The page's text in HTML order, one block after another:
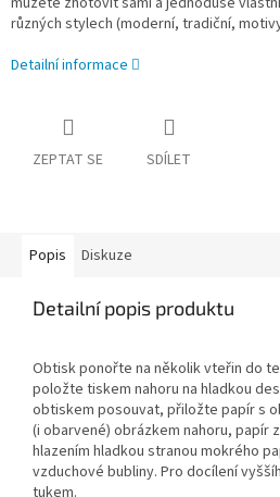
různých stylech (moderní, tradiční,
Detailní informace
ZEPTAT SE SDÍLET
Popis Diskuze
Detailní popis produktu
Obtisk ponořte na několik vteřin do
položte tiskem nahoru na hladkou
obtiskem posouvat, přiložte papír s
(i obarvené) obrázkem nahoru, papír
hlazením hladkou stranou mokrého
vzduchové bubliny. Pro docílení